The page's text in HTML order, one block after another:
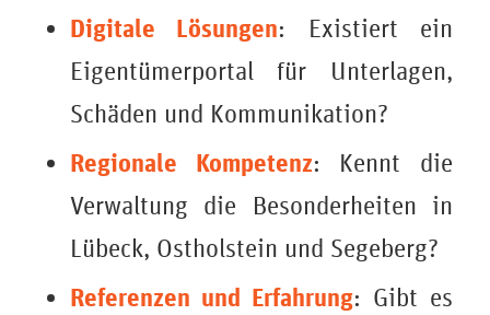
Digitale Lösungen: Existiert ein
Eigentümerportal für Unterlagen,
Schäden und Kommunikation?
Regionale Kompetenz: Kennt die
Verwaltung die Besonderheiten in
Lübeck, Ostholstein und Segeberg?
Referenzen und Erfahrung: Gibt es